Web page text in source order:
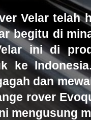
Velar telah
begitu di
ini di
ke
dan
rover
mengusung